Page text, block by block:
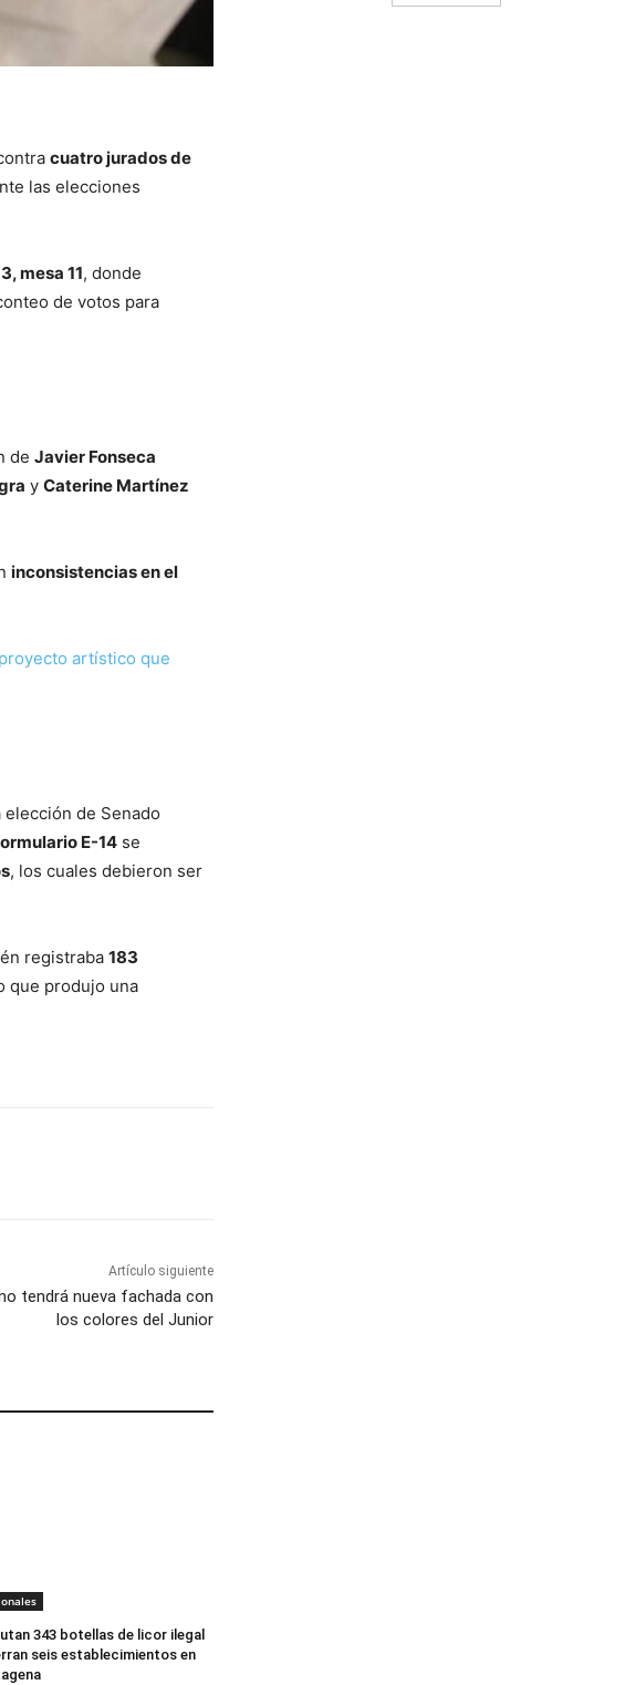
cuatro jurados de
las elecciones
mesa 11, donde
de votos para
de Javier Fonseca
y Caterine Martínez
inconsistencias en el
artístico que
de Senado
E-14 se
, los cuales debieron ser
registraba 183
que produjo una
Artículo siguiente
tendrá nueva fachada con
los colores del Junior
343 botellas de licor ilegal
seis establecimientos en